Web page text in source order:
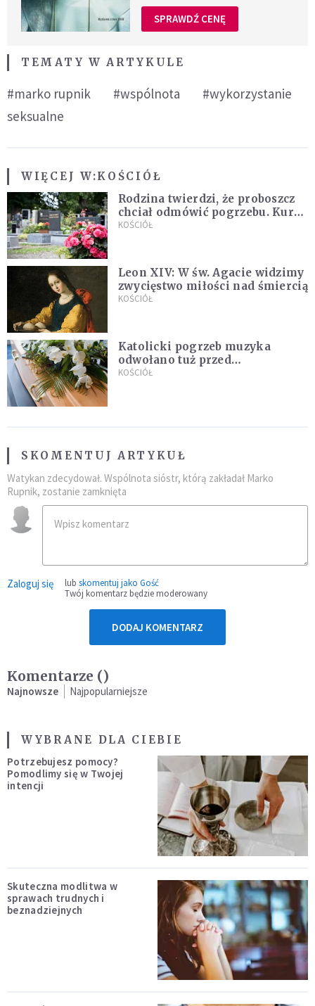
SPRAWDŹ CENĘ
TEMATY W ARTYKULE
#marko rupnik #wspólnota
#wykorzystanie
seksualne
WIĘCEJ W:KOŚCIÓŁ
Rodzina twierdzi, że proboszcz
chciał odmówić pogrzebu. Kuria
zapowiada wyjaśnienia
KOŚCIÓŁ
Leon XIV: W św. Agacie widzimy
zwycięstwo miłości nad śmiercią
KOŚCIÓŁ
Katolicki pogrzeb muzyka
odwołano tuż przed
uroczystością. Powodem była
KOŚCIÓŁ
SKOMENTUJ ARTYKUŁ
Watykan zdecydował. Wspólnota sióstr, którą zakładał Marko
Rupnik, zostanie zamknięta
Zaloguj się lub skomentuj jako Gość
Twój komentarz będzie moderowany
DODAJ KOMENTARZ
Komentarze ()
Najnowsze Najpopularniejsze
WYBRANE DLA CIEBIE
Potrzebujesz pomocy?
Pomodlimy się w Twojej
intencji
Skuteczna modlitwa w
sprawach trudnych i
beznadziejnych